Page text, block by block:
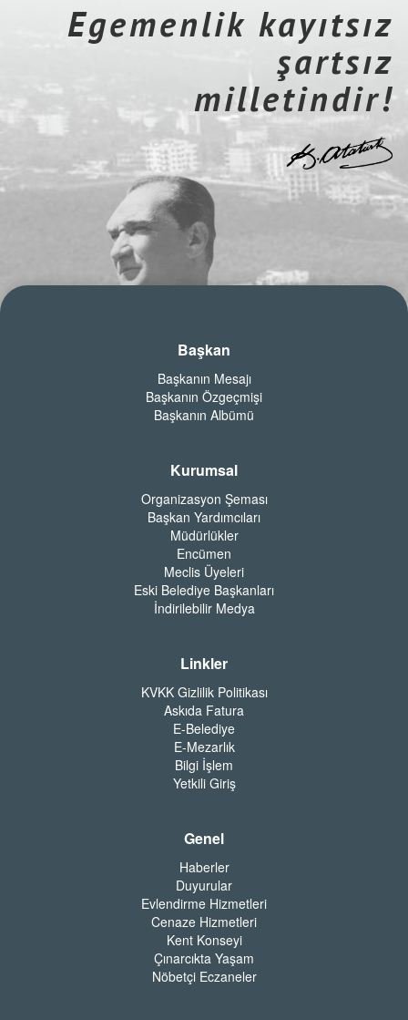
Egemenlik kayıtsız
şartsız
milletindir!
Başkan
Başkanın Mesajı
Başkanın Özgeçmişi
Başkanın Albümü
Kurumsal
Organizasyon Şeması
Başkan Yardımcıları
Müdürlükler
Encümen
Meclis Üyeleri
Eski Belediye Başkanları
İndirilebilir Medya
Linkler
KVKK Gizlilik Politikası
Askıda Fatura
E-Belediye
E-Mezarlık
Bilgi İşlem
Yetkili Giriş
Genel
Haberler
Duyurular
Evlendirme Hizmetleri
Cenaze Hizmetleri
Kent Konseyi
Çınarcıkta Yaşam
Nöbetçi Eczaneler